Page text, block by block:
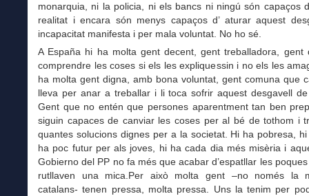
monarquia, ni la policia, ni els bancs ni ningú són capaços
realitat i encara són menys capaços d’ aturar aquest
incapacitat manifesta i per mala voluntat. No ho sé.
A España hi ha molta gent decent, gent treballadora, gent
comprendre les coses si els les expliquessin i no els les
ha molta gent digna, amb bona voluntat, gent comuna que
lleva per anar a treballar i li toca sofrir aquest desgavell
Gent que no entén que persones aparentment tan ben
siguin capaces de canviar les coses per al bé de tothom i
quantes solucions dignes per a la societat. Hi ha pobresa,
ha poc futur per als joves, hi ha cada dia més misèria i
Gobierno del PP no fa més que acabar d’espatllar les
rutllaven una mica.Per això molta gent –no només la
catalans- tenen pressa, molta pressa. Uns la tenim per